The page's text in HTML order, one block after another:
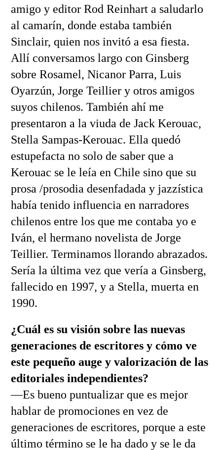
amigo y editor Rod Reinhart a saludarlo
al camarín, donde estaba también
Sinclair, quien nos invitó a esa fiesta.
Allí conversamos largo con Ginsberg
sobre Rosamel, Nicanor Parra, Luis
Oyarzún, Jorge Teillier y otros amigos
suyos chilenos. También ahí me
presentaron a la viuda de Jack Kerouac,
Stella Sampas-Kerouac. Ella quedó
estupefacta no solo de saber que a
Kerouac se le leía en Chile sino que su
prosa /prosodia desenfadada y jazzística
había tenido influencia en narradores
chilenos entre los que me contaba yo e
Iván, el hermano novelista de Jorge
Teillier. Terminamos llorando abrazados.
Sería la última vez que vería a Ginsberg,
fallecido en 1997, y a Stella, muerta en
1990.
¿Cuál es su visión sobre las nuevas
generaciones de escritores y cómo ve
este pequeño auge y valorización de las
editoriales independientes?
—Es bueno puntualizar que es mejor
hablar de promociones en vez de
generaciones de escritores, porque a este
último término se le ha dado y se le da